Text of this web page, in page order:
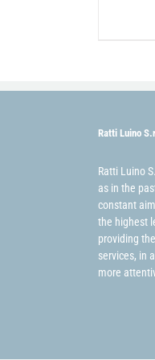
Ratti Luino
Ratti Luino
as in the
constant
the highest
providing
services, in
more